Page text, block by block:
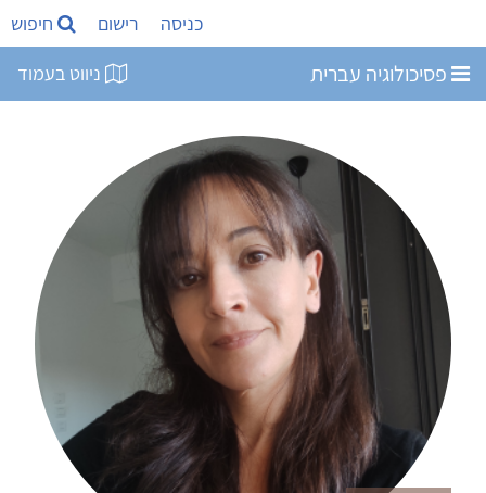
כניסה רישום חיפוש
פסיכולוגיה עברית ניווט בעמוד